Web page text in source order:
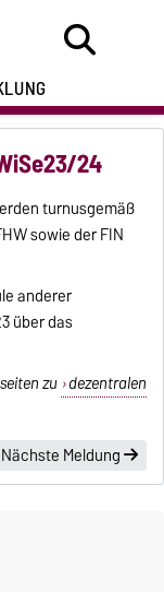
24
turnusgemäß
sowie der FIN
anderer
über das
zu dezentralen
Nächste Meldung